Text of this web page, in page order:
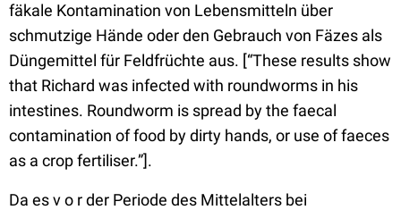
fäkale Kontamination von Lebensmitteln über
schmutzige Hände oder den Gebrauch von Fäzes als
Düngemittel für Feldfrüchte aus. [“These results show
that Richard was infected with roundworms in his
intestines. Roundworm is spread by the faecal
contamination of food by dirty hands, or use of faeces
as a crop fertiliser.”].
Da es v o r der Periode des Mittelalters bei